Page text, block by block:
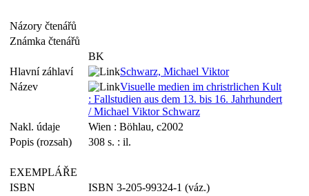
Názory čtenářů
Známka čtenářů
BK
Hlavní záhlaví
Schwarz, Michael Viktor
Název
Visuelle medien im christrlichen Kult
: Fallstudien aus dem 13. bis 16. Jahrhundert
/ Michael Viktor Schwarz
Nakl. údaje
Wien : Böhlau, c2002
Popis (rozsah)
308 s. : il.
EXEMPLÁŘE
ISBN
ISBN 3-205-99324-1 (váz.)